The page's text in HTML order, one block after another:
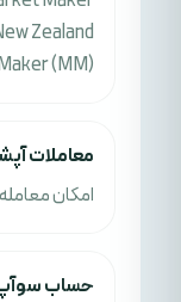
Zealand
(MM)
معاملات
امکان
حساب